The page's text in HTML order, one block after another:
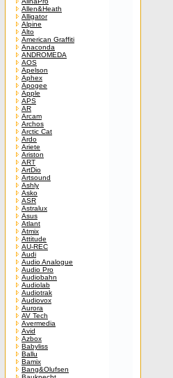
Allen&Heath
Alligator
Alpine
Alto
American Graffiti
Anaconda
ANDROMEDA
AOS
Apelson
Aphex
Apogee
Apple
APS
AR
Arcam
Archos
Arctic Cat
Ardo
Ariete
Ariston
ART
ArtDio
Artsound
Ashly
Asko
ASR
Astralux
Asus
Atlant
Atmix
Attitude
AU-REC
Audi
Audio Analogue
Audio Pro
Audiobahn
Audiolab
Audiotrak
Audiovox
Aurora
AV Tech
Avermedia
Avid
Azbox
Babyliss
Ballu
Bamix
Bang&Olufsen